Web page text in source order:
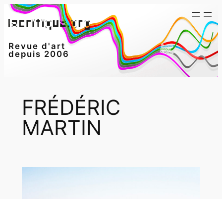
Aller
au
Revue d'art
depuis 2006
FRÉDÉRIC
MARTIN